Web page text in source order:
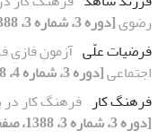
رضوی[دوره 3، شماره 3، 1388، صفحه 94-122]
فرضیات علّی آزمونِ فازیِ
اجتماعی[دوره 3، شماره 4، 1388، صفحه 21-37]
فرهنگ کار فرهنگ کار
[دوره 3، شماره 3، 1388، صفحه 94-122]